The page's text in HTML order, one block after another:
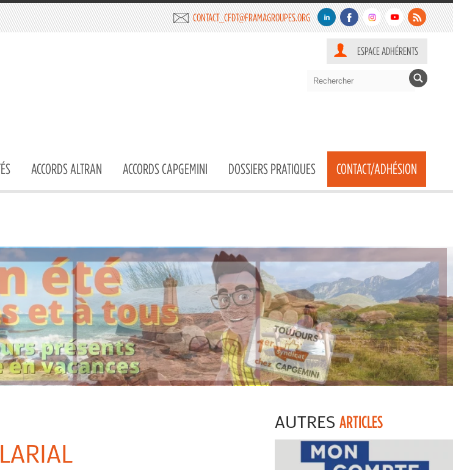
CONTACT_CFDT@FRAMAGROUPES.ORG
ESPACE ADHÉRENTS
ACCORDS ALTRAN ACCORDS CAPGEMINI DOSSIERS PRATIQUES CONTACT/ADHÉSION
AUTRES ARTICLES